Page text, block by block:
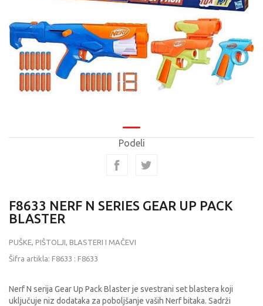
Podeli
F8633 NERF N SERIES GEAR UP PACK
BLASTER
PUŠKE, PIŠTOLJI, BLASTERI I MAČEVI
Šifra artikla: F8633 : F8633
Nerf N serija Gear Up Pack Blaster je svestrani set blastera koji
uključuje niz dodataka za poboljšanje vaših Nerf bitaka. Sadrži